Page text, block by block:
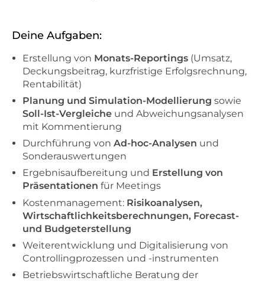
Deine Aufgaben:
Erstellung von Monats-Reportings (Umsatz,
Deckungsbeitrag, kurzfristige Erfolgsrechnung,
Rentabilität)
Planung und Simulation-Modellierung sowie
Soll-Ist-Vergleiche und Abweichungsanalysen
mit Kommentierung
Durchführung von Ad-hoc-Analysen und
Sonderauswertungen
Ergebnisaufbereitung und Erstellung von
Präsentationen für Meetings
Kostenmanagement: Risikoanalysen,
Wirtschaftlichkeitsberechnungen, Forecast-
und Budgeterstellung
Weiterentwicklung und Digitalisierung von
Controllingprozessen und -instrumenten
Betriebswirtschaftliche Beratung der